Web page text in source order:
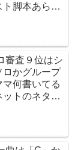
脚本あらす
元才加】
審査９位はシ
ロかグループ
何書いてる
トのネタバ
リ・